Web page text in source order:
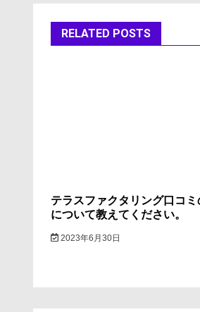
ゲ RELATED POSTS
テラスファクタリング口コ
について教えてください。
2023年6月30日